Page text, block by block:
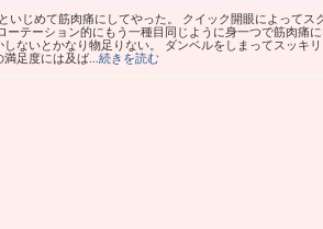
いじめて筋肉痛にしてやった。 クイック開眼によって
ーテーション的にもう一種目同じように身一つで筋肉痛
ないとかなり物足りない。 ダンベルをしまってスッキ
満足度には及ば…続きを読む